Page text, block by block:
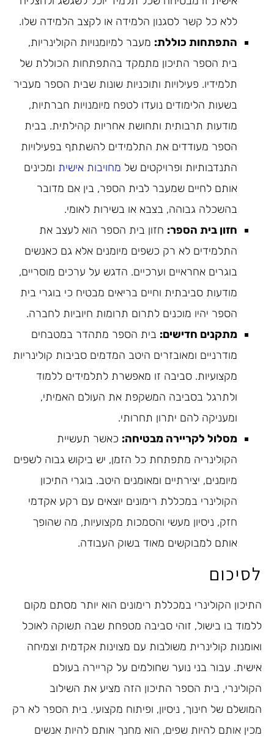
ללא כל קשר לסגנון הלמידה או לקצב הלמידה שלו.
התפתחות כוללת: מעבר למיומנויות הקולינריות,
בית הספר התיכון מתמקד בהתפתחות הכוללת של
תלמידיו. פעילויות ותוכניות שונות שבית הספר מעביר
בשעות הלימודים נועדו לטפח מיומנויות חברתיות,
מודעות תרבותית ותחושת אחריות קהילתית. בבית
הספר מעודדים את התלמידים להשתתף בפעילויות
התנדבותיות ופרויקטים של מחויבות אישית ומכינים
אותם לחיים שמעבר לבית הספר, בין אם מדובר
בהשכלה גבוהה, בצבא או בשירות לאומי.
חזון בית הספר: חזון בית הספר הוא לעצב את
התלמידים לא רק כשפים מיומנים אלא גם כאנשים
בוגרים אחראיים וערכיים. הדגש על ערכים מוסריים,
מודעות סביבתית וחיים בריאים מבטיח כי בוגרי בית
הספר יהיו מוכנים לתרום תרומות חיוביות לחברה.
מתקנים חדישים: בית הספר מתהדר במטבחים
מודרניים ומאובזרים היטב המדמים סביבות קולינריות
מקצועיות. סביבה זו מאפשרת לתלמידים ללמוד
ולתרגל בסביבה המשקפת את העולם האמיתי,
ומעניקה להם יתרון תחרותי.
מסלול לקריירה מבטיחה: כאשר תעשיית
הקולינריה מתפתחת כל הזמן, יש ביקוש גבוה לשפים
מיומנים, יצירתיים ומאומנים היטב. בוגרי התיכון
הקולינרי במכללת רימונים יוצאים עם רקע אקדמי
חזק, ניסיון מעשי והסמכות מקצועיות, מה שהופך
אותם למבוקשים מאוד בשוק העבודה.
לסיכום
התיכון הקולינרי במכללת רימונים הוא יותר מסתם מקום
ללמוד בו בישול, זוהי סביבה מטפחת שבה תשוקה לאוכל
ואומנות קולינרית משולבות עם מצוינות אקדמית וצמיחה
אישית. עבור בני נוער שחולמים על קריירה בעולם
הקולינרי, בית הספר התיכון הזה מציע את השילוב
המושלם של חינוך, ניסיון, ופיתוח מקצועי. בית הספר לא רק
מכין אותם להיות שפים, הוא מחנך אותם להיות אנשים